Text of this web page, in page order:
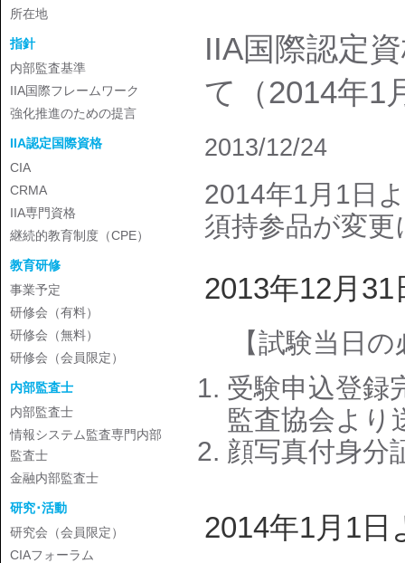
所在地
指針
内部監査基準
IIA国際フレームワーク
強化推進のための提言
IIA認定国際資格
CIA
CRMA
IIA専門資格
継続的教育制度（CPE）
教育研修
事業予定
研修会（有料）
研修会（無料）
研修会（会員限定）
内部監査士
内部監査士
情報システム監査専門内部
監査士
金融内部監査士
研究･活動
研究会（会員限定）
CIAフォーラム
IIA国際認定
て（2014年1
2013/12/24
2014年1月1日
須持参品が変
2013年12月31
【試験当日の
受験申込登録
監査協会より
顔写真付身分
2014年1月1日